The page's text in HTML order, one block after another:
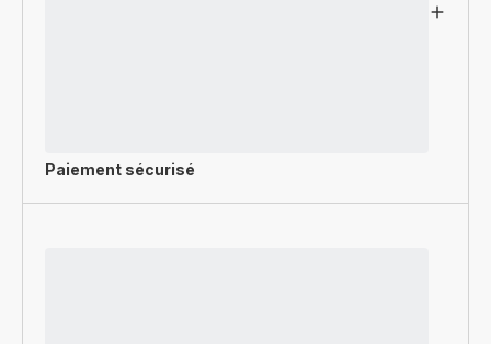
Paiement sécurisé